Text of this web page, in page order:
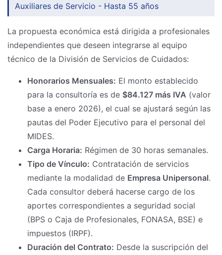
Auxiliares de Servicio - Hasta 55 años
La propuesta económica está dirigida a profesionales
independientes que deseen integrarse al equipo
técnico de la División de Servicios de Cuidados:
Honorarios Mensuales: El monto establecido
para la consultoría es de $84.127 más IVA (valor
base a enero 2026), el cual se ajustará según las
pautas del Poder Ejecutivo para el personal del
MIDES.
Carga Horaria: Régimen de 30 horas semanales.
Tipo de Vínculo: Contratación de servicios
mediante la modalidad de Empresa Unipersonal.
Cada consultor deberá hacerse cargo de los
aportes correspondientes a seguridad social
(BPS o Caja de Profesionales, FONASA, BSE) e
impuestos (IRPF).
Duración del Contrato: Desde la suscripción del